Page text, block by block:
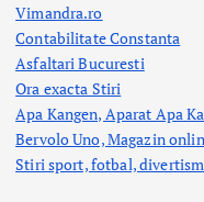
Vimandra.ro
Contabilitate Constanta
Asfaltari Bucuresti
Ora exacta Stiri
Apa Kangen, Aparat Apa
Bervolo Uno, Magazin
Stiri sport, fotbal,